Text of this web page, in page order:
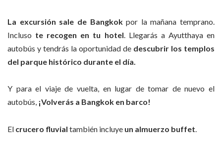
La excursión sale de Bangkokpor la mañana temprano.
Incluso te recogen en tu hotel. Llegarás a Ayutthaya en
autobús y tendrás la oportunidad de descubrir los templos
del parque histórico durante el día.
Y para el viaje de vuelta, en lugar de tomar de nuevo el
autobús, ¡Volverás a Bangkok en barco!
El crucero fluvial también incluye un almuerzo buffet.